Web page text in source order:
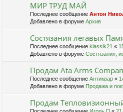
МИР ТРУД МАЙ
Последнее сообщение Антон
Добавлено в форуме Архив
Состязания легавых
Последнее сообщение klassik21 «
Добавлено в форуме Состязания,
Продам Ata Arms
Последнее сообщение Антиквар «
Добавлено в форуме Продажа и
Продам